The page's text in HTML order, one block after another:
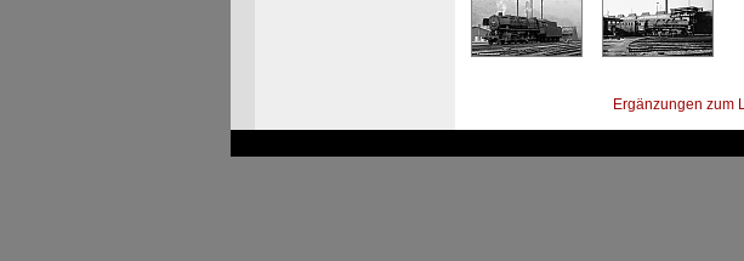
Ergänzungen zum